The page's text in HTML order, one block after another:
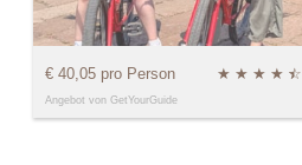
€ 40,05 pro Person ★ ★ ★ ★ ★
☆
Angebot von GetYourGuide